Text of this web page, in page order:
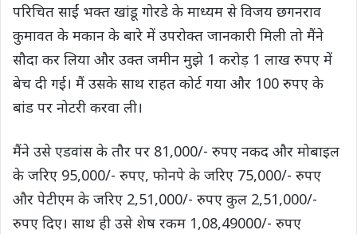
परिचित साईं भक्त खांडू गोरडे के माध्यम से विजय छगनराव
कुमावत के मकान के बारे में उपरोक्त जानकारी मिली तो मैंने
सौदा कर लिया और उक्त जमीन मुझे 1 करोड़ 1 लाख रुपए में
बेच दी गई। मैं उसके साथ राहत कोर्ट गया और 100 रुपए के
बांड पर नोटरी करवा ली।
मैंने उसे एडवांस के तौर पर 81,000/- रुपए नकद और मोबाइल
के जरिए 95,000/- रुपए, फोनपे के जरिए 75,000/- रुपए
और पेटीएम के जरिए 2,51,000/- रुपए कुल 2,51,000/-
रुपए दिए। साथ ही उसे शेष रकम 1,08,49000/- रुपए